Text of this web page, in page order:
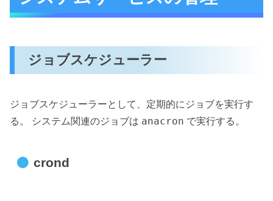
ジョブスケジューラー
ジョブスケジューラーとして、定期的にジョブを実行す
る。 システム関連のジョブは anacron で実行する。
crond